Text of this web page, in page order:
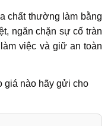
chất thường làm bằng
ngăn chặn sự cố tràn
việc và giữ an toàn
giá nào hãy gửi cho